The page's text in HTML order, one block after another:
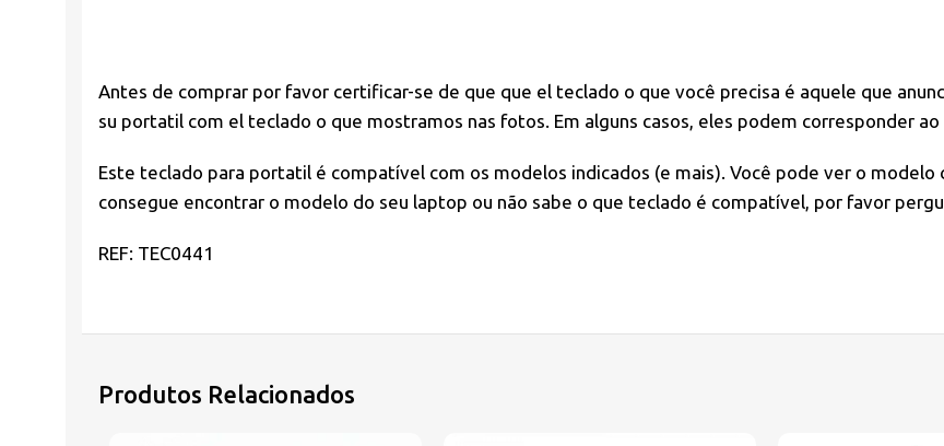
Antes de comprar por favor certificar-se de que que el teclado o que você precisa é aquele que
su portatil com el teclado o que mostramos nas fotos. Em alguns casos, eles podem corresponder
Este teclado para portatil é compatível com os modelos indicados (e mais). Você pode ver o
consegue encontrar o modelo do seu laptop ou não sabe o que teclado é compatível, por favor
REF: TEC0441
Produtos Relacionados